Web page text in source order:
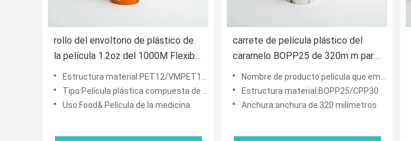
rollo del envoltorio de plástico de
la película 1.2oz del 1000M Flexible
Food Packaging para el embalaje
para los microprocesadores de la
fruta de la mezcla
Estructura material:PET12/VMPET12/PE60
Tipo:Película plástica compuesta de múltiples capas con la impresión
Uso:Food& Película de la medicina
carrete de película plástico del
caramelo BOPP25 de 320m m para
el embalaje flexible de múltiples
capas de la película del
acondicionamiento de los alimentos
Nombre de producto:película que embala del caramelo dulce 200g impresa
Estructura material:BOPP25/CPP30
Anchura:anchura de 320 milímetros